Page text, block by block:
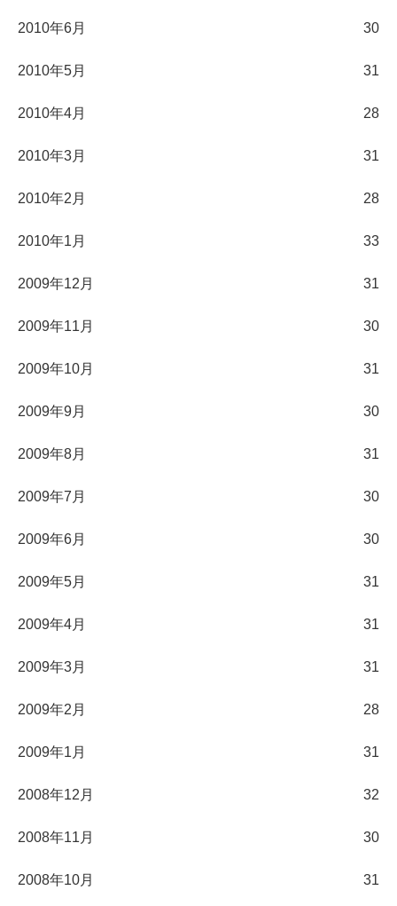
2010年6月 30
2010年5月 31
2010年4月 28
2010年3月 31
2010年2月 28
2010年1月 33
2009年12月 31
2009年11月 30
2009年10月 31
2009年9月 30
2009年8月 31
2009年7月 30
2009年6月 30
2009年5月 31
2009年4月 31
2009年3月 31
2009年2月 28
2009年1月 31
2008年12月 32
2008年11月 30
2008年10月 31